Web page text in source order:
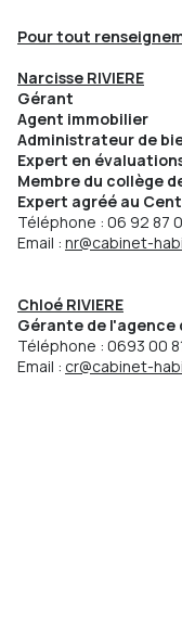
Pour tout
Narcisse RIVIERE
Gérant
Agent immobilier
Administrateur de
Expert en
Membre du collège
Expert agréé au
Téléphone : 06 92 87
Email : nr@cabinet-
Chloé RIVIERE
Gérante de l'agence
Téléphone : 0693 00
Email : cr@cabinet-